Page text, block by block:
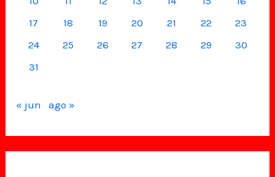
17
18 19 20 21 22
23
24
25 26 27 28 29
30
31
« jun ago »